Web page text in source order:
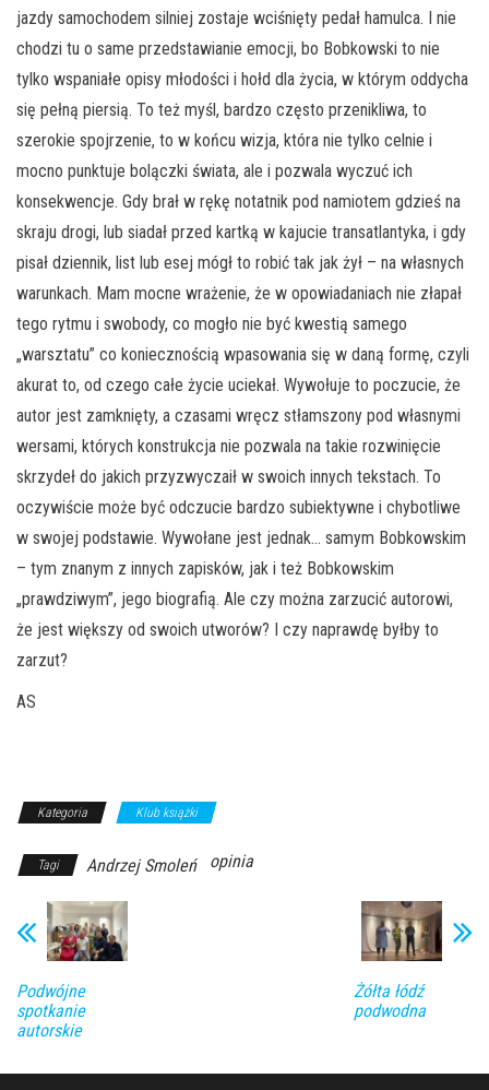
jazdy samochodem silniej zostaje wciśnięty pedał hamulca. I nie
chodzi tu o same przedstawianie emocji, bo Bobkowski to nie
tylko wspaniałe opisy młodości i hołd dla życia, w którym oddycha
się pełną piersią. To też myśl, bardzo często przenikliwa, to
szerokie spojrzenie, to w końcu wizja, która nie tylko celnie i
mocno punktuje bolączki świata, ale i pozwala wyczuć ich
konsekwencje. Gdy brał w rękę notatnik pod namiotem gdzieś na
skraju drogi, lub siadał przed kartką w kajucie transatlantyka, i gdy
pisał dziennik, list lub esej mógł to robić tak jak żył – na własnych
warunkach. Mam mocne wrażenie, że w opowiadaniach nie złapał
tego rytmu i swobody, co mogło nie być kwestią samego
„warsztatu” co koniecznością wpasowania się w daną formę, czyli
akurat to, od czego całe życie uciekał. Wywołuje to poczucie, że
autor jest zamknięty, a czasami wręcz stłamszony pod własnymi
wersami, których konstrukcja nie pozwala na takie rozwinięcie
skrzydeł do jakich przyzwyczaił w swoich innych tekstach. To
oczywiście może być odczucie bardzo subiektywne i chybotliwe
w swojej podstawie. Wywołane jest jednak… samym Bobkowskim
– tym znanym z innych zapisków, jak i też Bobkowskim
„prawdziwym”, jego biografią. Ale czy można zarzucić autorowi,
że jest większy od swoich utworów? I czy naprawdę byłby to
zarzut?
AS
Kategoria Klub książki
Tagi Andrzej Smoleń opinia
Podwójne
spotkanie
autorskie
Żółta łódź
podwodna